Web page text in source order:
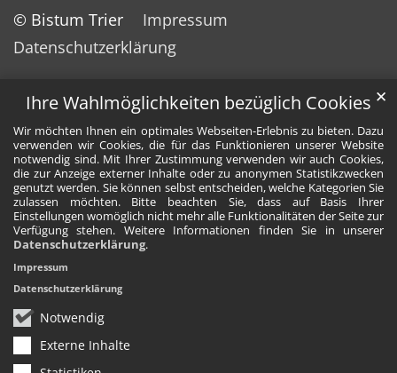
Ihre Wahlmöglichkeiten bezüglich Cookies
Wir möchten Ihnen ein optimales Webseiten-Erlebnis zu bieten. Dazu
verwenden wir Cookies, die für das Funktionieren unserer Website
notwendig sind. Mit Ihrer Zustimmung verwenden wir auch Cookies,
die zur Anzeige externer Inhalte oder zu anonymen Statistikzwecken
genutzt werden. Sie können selbst entscheiden, welche Kategorien Sie
zulassen möchten. Bitte beachten Sie, dass auf Basis Ihrer
Einstellungen womöglich nicht mehr alle Funktionalitäten der Seite zur
Verfügung stehen. Weitere Informationen finden Sie in unserer
Datenschutzerklärung.
Notwendig
Externe Inhalte
✕
Impressum
Datenschutzerklärung
© Bistum Trier
Impressum
Datenschutzerklärung